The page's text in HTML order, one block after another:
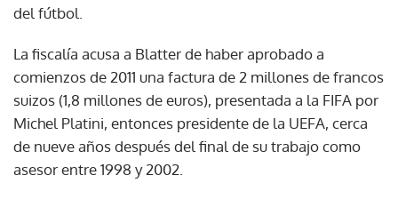
del fútbol.
La fiscalía acusa a Blatter de haber aprobado a
comienzos de 2011 una factura de 2 millones de francos
suizos (1,8 millones de euros), presentada a la FIFA por
Michel Platini, entonces presidente de la UEFA, cerca
de nueve años después del final de su trabajo como
asesor entre 1998 y 2002.